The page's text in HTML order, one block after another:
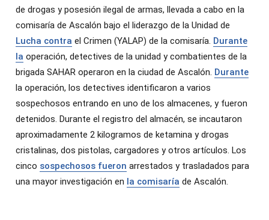
de drogas y posesión ilegal de armas, llevada a cabo en la
comisaría de Ascalón bajo el liderazgo de la Unidad de
Lucha contra el Crimen (YALAP) de la comisaría. Durante
la operación, detectives de la unidad y combatientes de la
brigada SAHAR operaron en la ciudad de Ascalón. Durante
la operación, los detectives identificaron a varios
sospechosos entrando en uno de los almacenes, y fueron
detenidos. Durante el registro del almacén, se incautaron
aproximadamente 2 kilogramos de ketamina y drogas
cristalinas, dos pistolas, cargadores y otros artículos. Los
cinco sospechosos fueron arrestados y trasladados para
una mayor investigación en la comisaría de Ascalón.